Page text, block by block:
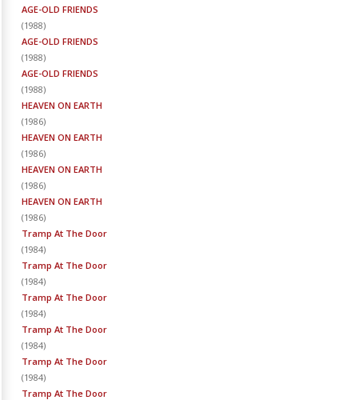
AGE-OLD FRIENDS
(1988)
AGE-OLD FRIENDS
(1988)
AGE-OLD FRIENDS
(1988)
HEAVEN ON EARTH
(1986)
HEAVEN ON EARTH
(1986)
HEAVEN ON EARTH
(1986)
HEAVEN ON EARTH
(1986)
Tramp At The Door
(1984)
Tramp At The Door
(1984)
Tramp At The Door
(1984)
Tramp At The Door
(1984)
Tramp At The Door
(1984)
Tramp At The Door